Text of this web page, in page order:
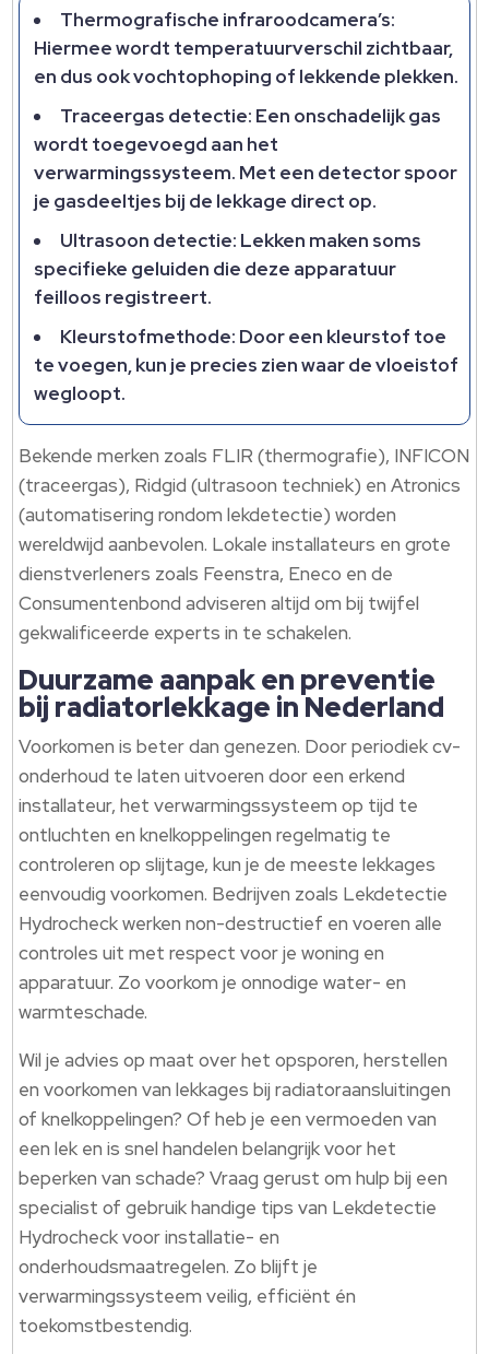
Thermografische infraroodcamera’s:
Hiermee wordt temperatuurverschil zichtbaar,
en dus ook vochtophoping of lekkende plekken.
Traceergas detectie: Een onschadelijk gas
wordt toegevoegd aan het
verwarmingssysteem. Met een detector spoor
je gasdeeltjes bij de lekkage direct op.
Ultrasoon detectie: Lekken maken soms
specifieke geluiden die deze apparatuur
feilloos registreert.
Kleurstofmethode: Door een kleurstof toe
te voegen, kun je precies zien waar de vloeistof
wegloopt.
Bekende merken zoals FLIR (thermografie), INFICON
(traceergas), Ridgid (ultrasoon techniek) en Atronics
(automatisering rondom lekdetectie) worden
wereldwijd aanbevolen. Lokale installateurs en grote
dienstverleners zoals Feenstra, Eneco en de
Consumentenbond adviseren altijd om bij twijfel
gekwalificeerde experts in te schakelen.
Duurzame aanpak en preventie
bij radiatorlekkage in Nederland
Voorkomen is beter dan genezen. Door periodiek cv-
onderhoud te laten uitvoeren door een erkend
installateur, het verwarmingssysteem op tijd te
ontluchten en knelkoppelingen regelmatig te
controleren op slijtage, kun je de meeste lekkages
eenvoudig voorkomen. Bedrijven zoals Lekdetectie
Hydrocheck werken non-destructief en voeren alle
controles uit met respect voor je woning en
apparatuur. Zo voorkom je onnodige water- en
warmteschade.
Wil je advies op maat over het opsporen, herstellen
en voorkomen van lekkages bij radiatoraansluitingen
of knelkoppelingen? Of heb je een vermoeden van
een lek en is snel handelen belangrijk voor het
beperken van schade? Vraag gerust om hulp bij een
specialist of gebruik handige tips van Lekdetectie
Hydrocheck voor installatie- en
onderhoudsmaatregelen. Zo blijft je
verwarmingssysteem veilig, efficiënt én
toekomstbestendig.